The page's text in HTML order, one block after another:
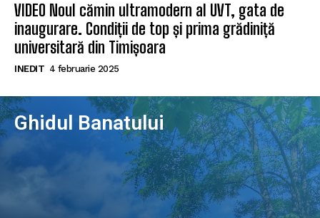
VIDEO Noul cămin ultramodern al UVT, gata de
inaugurare. Condiții de top și prima grădiniță
universitară din Timișoara
INEDIT 4 februarie 2025
Ghidul Banatului